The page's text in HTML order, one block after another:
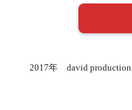
2017年 david production